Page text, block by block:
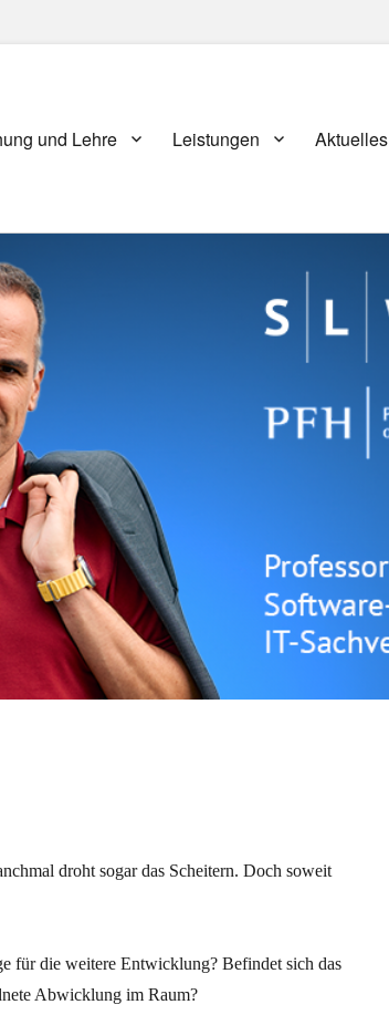
und Lehre Leistungen Aktuelles
droht sogar das Scheitern. Doch soweit
für die weitere Entwicklung? Befindet sich das
Abwicklung im Raum?